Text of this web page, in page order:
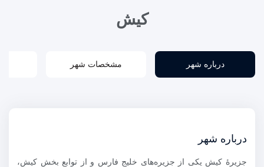
کیش
درباره شهر مشخصات شهر
درباره شهر
جزیرهٔ کیش یکی از جزیره‌های خلیج فارس و از توابع بخش کیش،